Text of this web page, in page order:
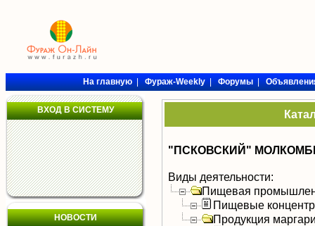
На главную|Фураж-Weekly|Форумы|
ВХОД В СИСТЕМУ
НОВОСТИ
"ПСКОВСКИЙ"
Виды деятельности:
Пищевая
Пищевые
Продукция